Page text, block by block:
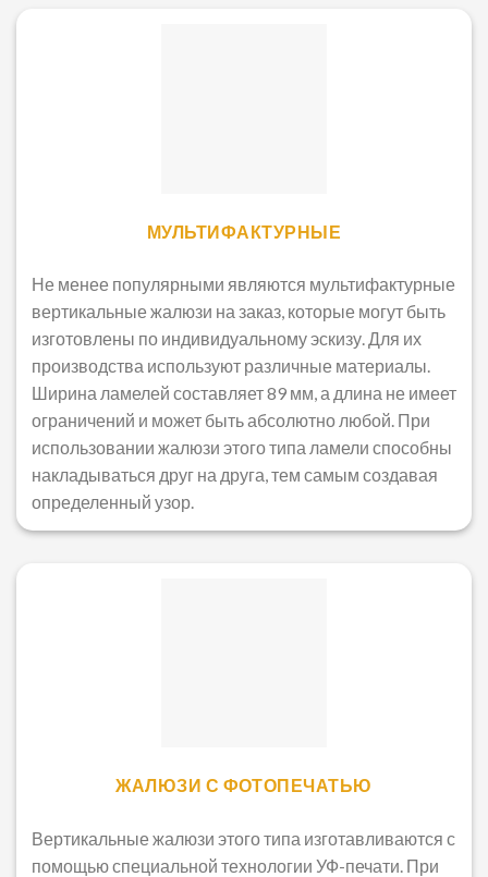
МУЛЬТИФАКТУРНЫЕ
Не менее популярными являются мультифактурные
вертикальные жалюзи на заказ, которые могут быть
изготовлены по индивидуальному эскизу. Для их
производства используют различные материалы.
Ширина ламелей составляет 89 мм, а длина не имеет
ограничений и может быть абсолютно любой. При
использовании жалюзи этого типа ламели способны
накладываться друг на друга, тем самым создавая
определенный узор.
ЖАЛЮЗИ С ФОТОПЕЧАТЬЮ
Вертикальные жалюзи этого типа изготавливаются с
помощью специальной технологии УФ-печати. При